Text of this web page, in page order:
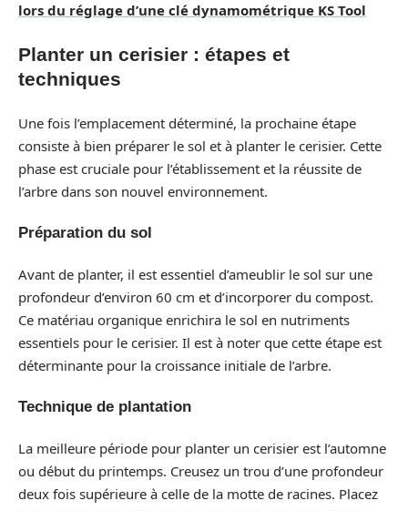
lors du réglage d’une clé dynamométrique KS Tool
Planter un cerisier : étapes et
techniques
Une fois l’emplacement déterminé, la prochaine étape
consiste à bien préparer le sol et à planter le cerisier. Cette
phase est cruciale pour l’établissement et la réussite de
l’arbre dans son nouvel environnement.
Préparation du sol
Avant de planter, il est essentiel d’ameublir le sol sur une
profondeur d’environ 60 cm et d’incorporer du compost.
Ce matériau organique enrichira le sol en nutriments
essentiels pour le cerisier. Il est à noter que cette étape est
déterminante pour la croissance initiale de l’arbre.
Technique de plantation
La meilleure période pour planter un cerisier est l’automne
ou début du printemps. Creusez un trou d’une profondeur
deux fois supérieure à celle de la motte de racines. Placez